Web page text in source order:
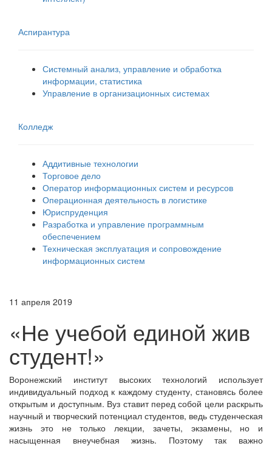
Аспирантура
Системный анализ, управление и обработка
информации, статистика
Управление в организационных системах
Колледж
Аддитивные технологии
Торговое дело
Оператор информационных систем и ресурсов
Операционная деятельность в логистике
Юриспруденция
Разработка и управление программным
обеспечением
Техническая эксплуатация и сопровождение
информационных систем
11 апреля 2019
«Не учебой единой жив
студент!»
Воронежский институт высоких технологий использует
индивидуальный подход к каждому студенту, становясь более
открытым и доступным. Вуз ставит перед собой цели раскрыть
научный и творческий потенциал студентов, ведь студенческая
жизнь это не только лекции, зачеты, экзамены, но и
насыщенная внеучебная жизнь. Поэтому так важно